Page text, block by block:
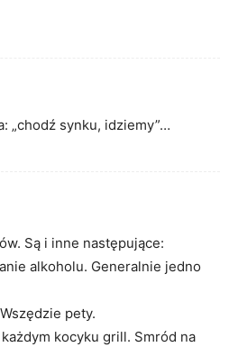
„chodź synku, idziemy”…
Są i inne następujące:
alkoholu. Generalnie jedno
pety.
kocyku grill. Smród na